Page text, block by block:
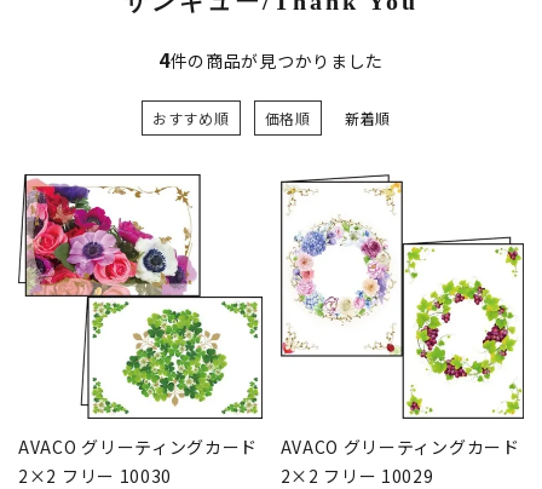
4件の商品が見つかりました
おすすめ順 価格順 新着順
AVACO グリーティングカード
2×2 フリー 10030
AVACO グリーティングカード
2×2 フリー 10029